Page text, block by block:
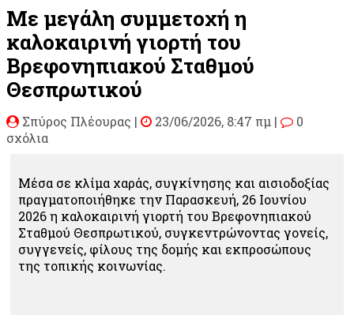
Με μεγάλη συμμετοχή η
καλοκαιρινή γιορτή του
Βρεφονηπιακού Σταθμού
Θεσπρωτικού
Σπύρος Πλέουρας | 23/06/2026, 8:47 πμ |
0
σχόλια
Μέσα σε κλίμα χαράς, συγκίνησης και αισιοδοξίας
πραγματοποιήθηκε την Παρασκευή, 26 Ιουνίου
2026 η καλοκαιρινή γιορτή του Βρεφονηπιακού
Σταθμού Θεσπρωτικού, συγκεντρώνοντας γονείς,
συγγενείς, φίλους της δομής και εκπροσώπους
της τοπικής κοινωνίας.